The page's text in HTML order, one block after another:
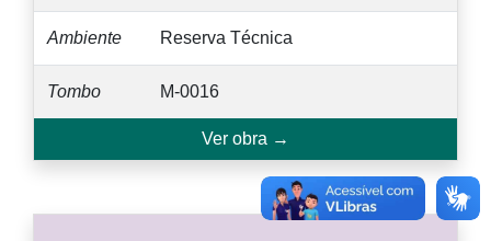
Ambiente Reserva Técnica
Tombo M-0016
Ver obra →